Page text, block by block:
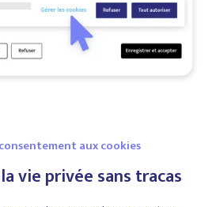
aux cookies
vie privée sans tracas